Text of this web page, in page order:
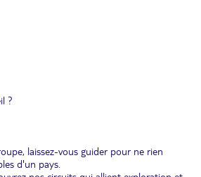
?
laissez-vous guider pour ne rien
d'un pays.